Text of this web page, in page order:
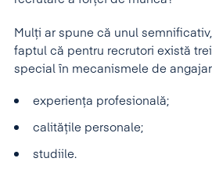
Mulți ar spune că unul
faptul că pentru recrutori există
special în mecanismele de
experiența profesională;
calitățile personale;
studiile.